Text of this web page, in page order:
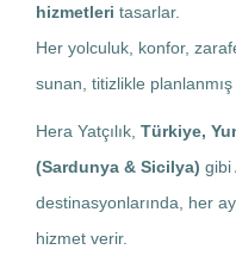
hizmetleri tasarlar.
Her yolculuk, konfor,
sunan, titizlikle
Hera Yatçılık, Türkiye,
(Sardunya & Sicilya) gibi
destinasyonlarında, her
hizmet verir.